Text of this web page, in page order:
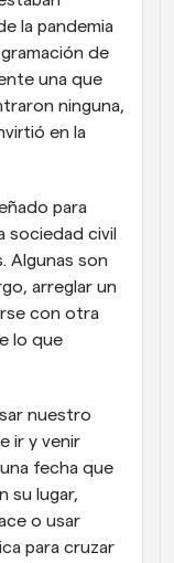
varias personas
algo
la pandemia
de
una que
ninguna,
en la
para
sociedad civil
Algunas son
arreglar un
con otra
lo que
nuestro
ir y venir
fecha que
su lugar,
o usar